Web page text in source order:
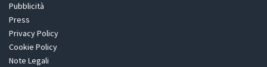
Pubblicità
Press
Privacy Policy
Cookie Policy
Note Legali